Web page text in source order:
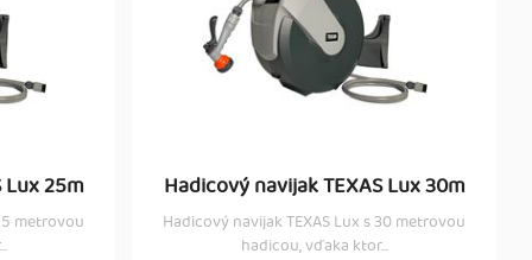
25m
metrovou
Hadicový navijak TEXAS Lux 30m
Hadicový navijak TEXAS Lux s 30 metrovou
hadicou, vďaka ktor...